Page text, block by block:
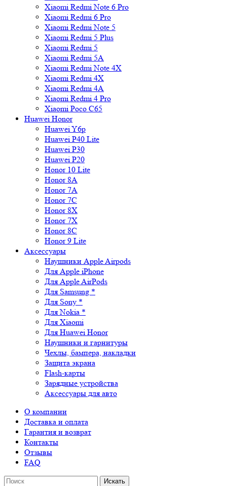
Xiaomi Redmi Note 6 Pro
Xiaomi Redmi 6 Pro
Xiaomi Redmi Note 5
Xiaomi Redmi 5 Plus
Xiaomi Redmi 5
Xiaomi Redmi 5A
Xiaomi Redmi Note 4X
Xiaomi Redmi 4X
Xiaomi Redmi 4A
Xiaomi Redmi 4 Pro
Xiaomi Poco C65
Huawei Honor
Huawei Y6p
Huawei P40 Lite
Huawei P30
Huawei P20
Honor 10 Lite
Honor 8A
Honor 7A
Honor 7C
Honor 8X
Honor 7X
Honor 8C
Honor 9 Lite
Аксессуары
Наушники Apple Airpods
Для Apple iPhone
Для Apple AirPods
Для Samsung *
Для Sony *
Для Nokia *
Для Xiaomi
Для Huawei Honor
Наушники и гарнитуры
Чехлы, бампера, накладки
Защита экрана
Flash-карты
Зарядные устройства
Аксессуары для авто
О компании
Доставка и оплата
Гарантия и возврат
Контакты
Отзывы
FAQ